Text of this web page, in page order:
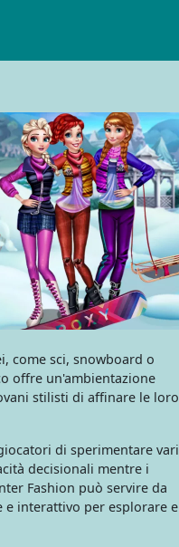
come sci, snowboard o
offre un'ambientazione
stilisti di affinare le loro
di sperimentare vari
decisionali mentre i
Fashion può servire da
e interattivo per esplorare e